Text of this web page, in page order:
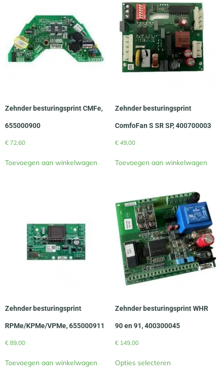
Zehnder besturingsprint CMFe,
655000900
€ 72,60
Toevoegen aan winkelwagen
Zehnder besturingsprint
ComfoFan S SR SP, 400700003
€49,00
Toevoegen aan winkelwagen
Zehnder besturingsprint
RPMe/KPMe/VPMe, 655000911
€ 89,00
Toevoegen aan winkelwagen
Zehnder besturingsprint WHR
90 en 91, 400300045
€149,00
Opties selecteren